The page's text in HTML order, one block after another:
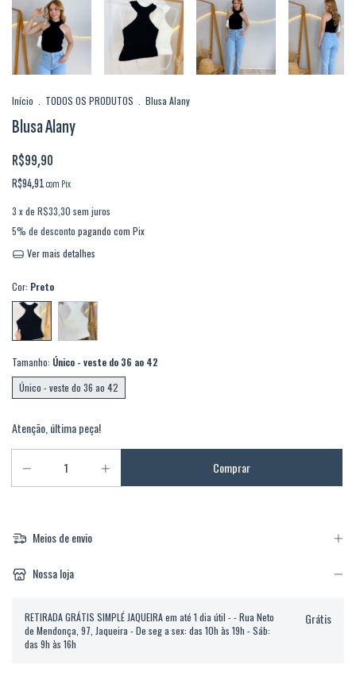
Início TODOS OS PRODUTOS Blusa Alany
Blusa Alany
R$99,90
R$94,91com Pix
3 x de R$33,30 sem juros
5% de desconto pagando com Pix
Ver mais detalhes
Cor: Preto
Tamanho: Único - veste do 36 ao 42
Único - veste do 36 ao 42
Atenção, última peça!
Meios de envio
Nossa loja
RETIRADA GRÁTIS SIMPLÉ JAQUEIRA em até 1 dia útil - - Rua Neto
de Mendonça, 97, Jaqueira - De seg a sex: das 10h às 19h - Sáb:
das 9h às 16h
Grátis